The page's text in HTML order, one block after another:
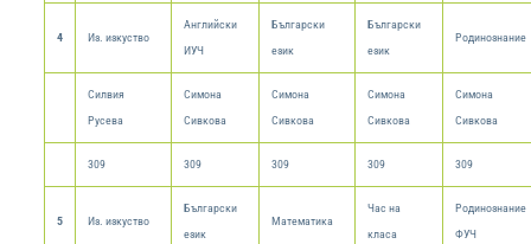
4 Из. изкуство
Английски
ИУЧ
Български
език
Български
език
Родинознание
Силвия
Русева
Симона
Сивкова
Симона
Сивкова
Симона
Сивкова
Симона
Сивкова
309 309 309 309 309
5 Из. изкуство
Български
език
Математика
Час на
класа
Родинознание
ФУЧ